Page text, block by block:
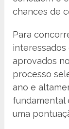
chances de
Para
aprovados
processo
ano e
fundamental
uma